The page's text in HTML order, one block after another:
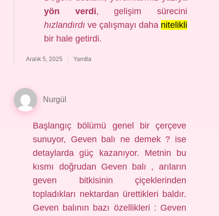
yön verdi, gelişim sürecini
hızlandırdı ve çalışmayı daha nitelikli
bir hale getirdi.
Aralık 5, 2025 Yanıtla
Nurgül
Başlangıç bölümü genel bir çerçeve
sunuyor, Geven balı ne demek ? ise
detaylarda güç kazanıyor. Metnin bu
kısmı doğrudan Geven balı , arıların
geven bitkisinin çiçeklerinden
topladıkları nektardan ürettikleri baldır.
Geven balının bazı özellikleri : Geven